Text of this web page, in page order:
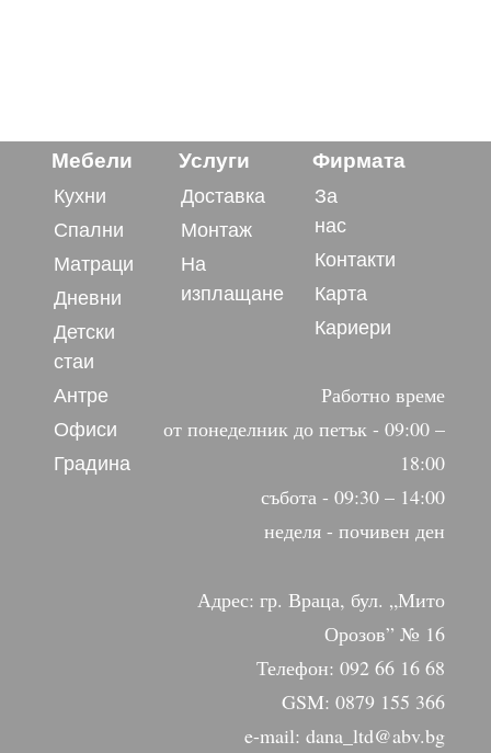
Мебели
Кухни
Спални
Матраци
Дневни
Детски
стаи
Антре
Офиси
Градина
Услуги
Доставка
Монтаж
На
изплащане
Фирмата
За
нас
Контакти
Карта
Кариери
Работно време
от понеделник до петък - 09:00 –
18:00
събота - 09:30 – 14:00
неделя - почивен ден
Адрес: гр. Враца, бул. „Мито
Орозов” № 16
Телефон: 092 66 16 68
GSM: 0879 155 366
e-mail: dana_ltd@abv.bg